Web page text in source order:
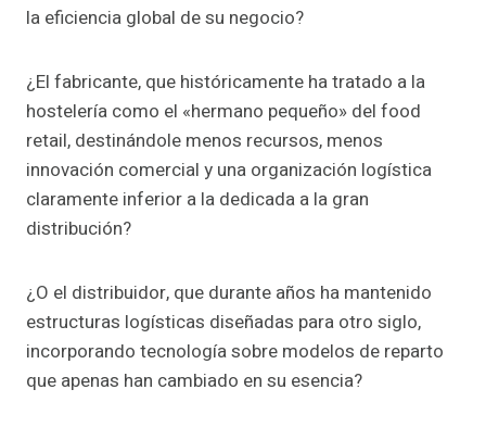
la eficiencia global de su negocio?
¿El fabricante, que históricamente ha tratado a la
hostelería como el «hermano pequeño» del food
retail, destinándole menos recursos, menos
innovación comercial y una organización logística
claramente inferior a la dedicada a la gran
distribución?
¿O el distribuidor, que durante años ha mantenido
estructuras logísticas diseñadas para otro siglo,
incorporando tecnología sobre modelos de reparto
que apenas han cambiado en su esencia?